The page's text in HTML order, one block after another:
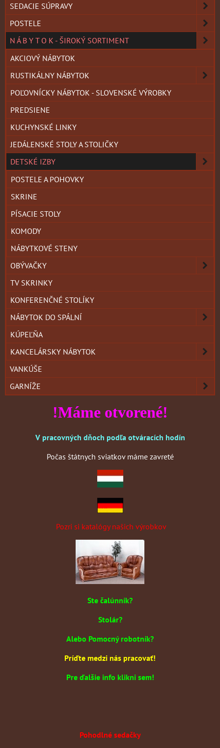
SEDACIE SÚPRAVY
POSTELE
N Á B Y T O K - ŠIROKÝ SORTIMENT
AKCIOVÝ NÁBYTOK
RUSTIKÁLNY NÁBYTOK
POĽOVNÍCKY NÁBYTOK - SLOVENSKÉ VÝROBKY
PREDSIENE
KUCHYNSKÉ LINKY
JEDÁLENSKÉ STOLY A STOLIČKY
DETSKÉ IZBY
POSTELE A POHOVKY
SKRINE
PÍSACIE STOLY
KOMODY
NÁBYTKOVÉ STENY
OBÝVAČKY
TV SKRINKY
KONFERENČNÉ STOLÍKY
NÁBYTOK DO SPÁLNÍ
KÚPEĽŇA
KANCELÁRSKY NÁBYTOK
VANKÚŠE
GARNÍŽE
!Máme otvorené!
V pracovných dňoch podľa otváracích hodín
Počas štátnych sviatkov máme zavreté
Pozri si katalógy našich výrobkov
Ste čalúnník?
Stolár?
Alebo Pomocný robotník?
Príďte medzi nás pracovať!
Pre ďalšie info klikni sem!
Pohodlné sedačky